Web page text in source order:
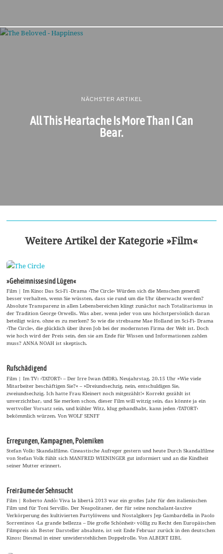
NÄCHSTER ARTIKEL
All This Heartache Is More Than I Can
Bear.
Weitere Artikel der Kategorie »Film«
»Geheimnisse sind Lügen«
Film | Im Kino: Das Sci-Fi -Drama ›The Circle‹ Würden sich die Menschen generell
besser verhalten, wenn Sie wüssten, dass sie rund um die Uhr überwacht werden?
Absolute Transparenz in allen Lebensbereichen klingt zunächst nach Totalitarismus in
der Tradition George Orwells. Was aber, wenn jeder von uns höchstpersönlich daran
beteiligt wäre, ohne es zu merken? So wie die strebsame Mae Holland im Sci-Fi- Drama
›The Circle‹, die glücklich über ihren Job bei der modernsten Firma der Welt ist. Doch
wie hoch wird der Preis sein, den sie am Ende für Wissen und Informationen zahlen
muss? ANNA NOAH ist skeptisch.
Rufschädigend
Film | Im TV: ›TATORT‹ – Der Irre Iwan (MDR), Neujahrstag, 20.15 Uhr »Wie viele
Mitarbeiter beschäftigen Sie?« – »Dreiundsechzig, nein, entschuldigen Sie,
zweiundsechzig. Ich hatte Frau Kleinert noch mitgezählt!« Korrekt gezählt ist
unverzichtbar, und Sie merken schon, dieser Film will witzig sein, das könnte ja ein
wertvoller Vorsatz sein, und kühler Witz, klug gehandhabt, kann jeden ›TATORT‹
bekömmlich würzen. Von WOLF SENFF
Erregungen, Kampagnen, Polemiken
Stefan Volk: Skandalfilme. Cineastische Aufreger gestern und heute Durch Skandalfilme
von Stefan Volk fühlt sich MANFRED WIENINGER gut informiert und an die Kindheit
seiner Mutter erinnert.
Freiräume der Sehnsucht
Film | Roberto Andò: Viva la libertà 2013 war ein großes Jahr für den italienischen
Film und für Toni Servillo. Der Neapolitaner, der für seine nonchalant-laszive
Verkörperung des kultivierten Partylöwens und Nostalgikers Jep Gambardella in Paolo
Sorrentinos ›La grande bellezza – Die große Schönheit‹ völlig zu Recht den Europäischen
Filmpreis als Bester Darsteller absahnte, ist seit Ende Februar zurück in den deutschen
Kinos: Diesmal in einer unwiderstehlichen Doppelrolle. Von ALBERT EIBL